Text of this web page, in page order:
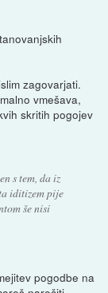
zagovarjati.
vmešava,
skritih pogojev
s tem, da iz
iditizem pije
še nisi
pogodbe na